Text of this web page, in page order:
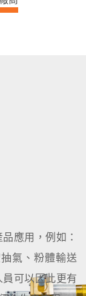
應用，例如：
氣、粉體輸送
可以因此更有